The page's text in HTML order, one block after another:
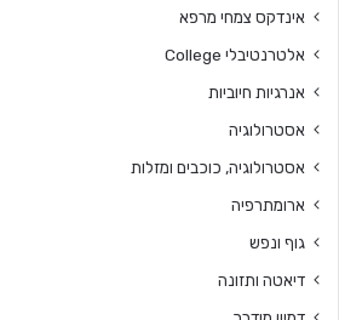
אינדקס צמחי מרפא
אלטרנטיבלי College
אנרגיות חיוביות
אסטרולוגיה
אסטרולוגיה, כוכבים ומזלות
ארומתרפיה
גוף ונפש
דיאטה ותזונה